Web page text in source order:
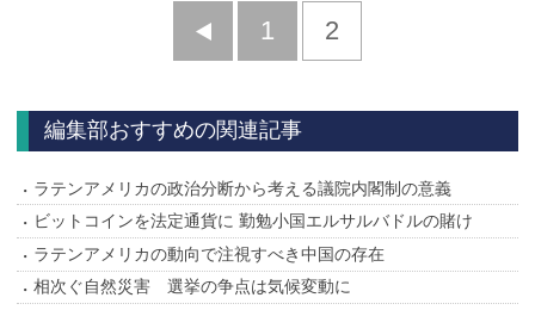
前
1 2
編集部おすすめの関連記事
ラテンアメリカの政治分断から考える議院内閣制の意義
ビットコインを法定通貨に 勤勉小国エルサルバドルの賭け
ラテンアメリカの動向で注視すべき中国の存在
相次ぐ自然災害 選挙の争点は気候変動に